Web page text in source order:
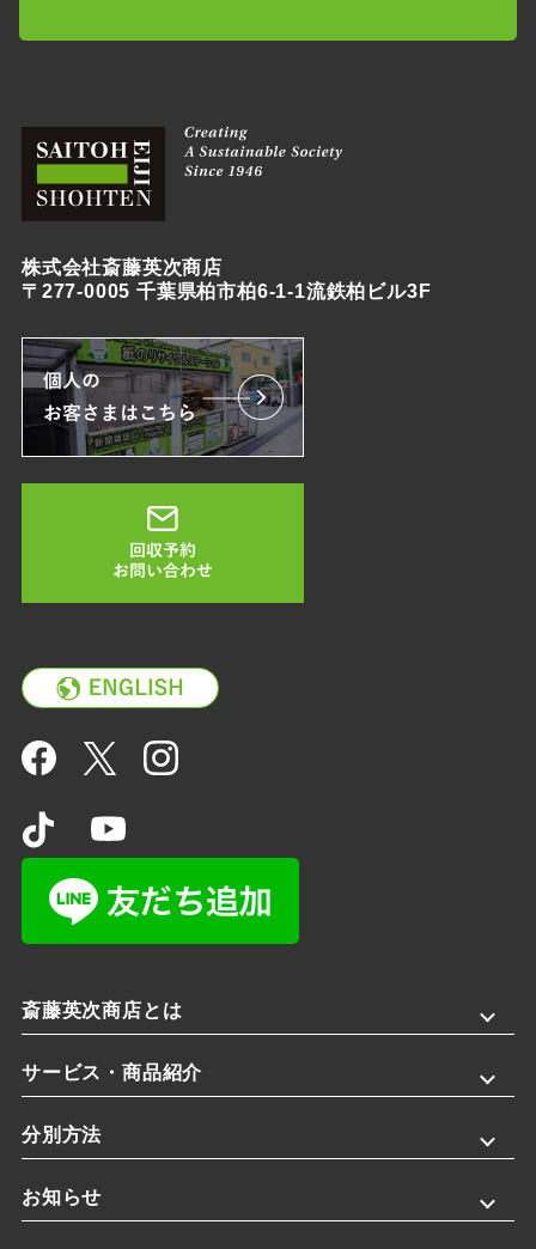
株式会社斎藤英次商店
〒277-0005 千葉県柏市柏6-1-1流鉄柏ビル3F
斎藤英次商店とは
サービス・商品紹介
分別方法
お知らせ